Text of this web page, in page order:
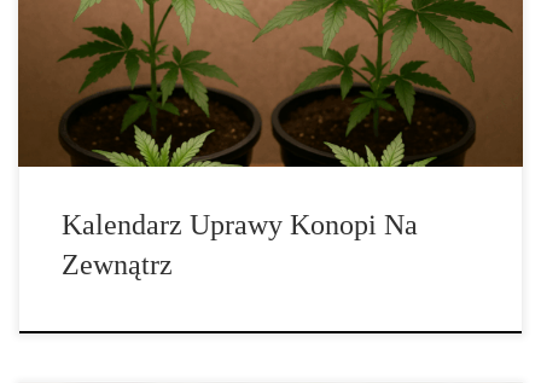
niższe koszty utrzymania oraz możliwość uzyskania bardziej
naturalnego i pełnego aromatu plonów. Rośliny korzystają z
pełnego spektrum światła słonecznego i rytmu natury, co wpływa
Kalendarz Uprawy Konopi Na
Zewnątrz